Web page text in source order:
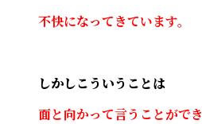
不快になってきています。
しかしこういうことは
面と向かって言うことができ